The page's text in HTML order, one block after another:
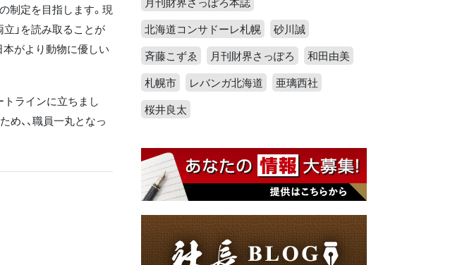
制定を目指します。現
」を読み取ることが
本がより動物に優しい
ラインに立ちまし
、、職員一丸となっ
北海道コンサドーレ札幌
砂川誠
斉藤こずゑ
月刊財界さっぽろ
和田由美
札幌市
レバンガ北海道
亜璃西社
桜井良太